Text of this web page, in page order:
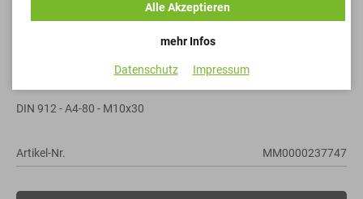
Zylinderschrauben
DIN 912 - A4-80 - M10x30
Artikel-Nr. MM0000237747
mehr Infos
Alle Akzeptieren
Datenschutz Impressum